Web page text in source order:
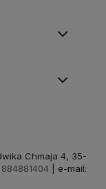
Chmaja 4, 35-
884881404 | e-mail: